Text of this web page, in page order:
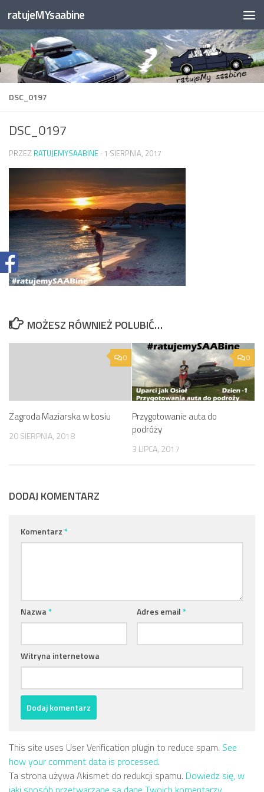
Przejdź do treści
ratujeMYsaabine
DSC_0197
DSC_0197
PRZEZ RATUJEMYSAABINE · 1 SIERPNIA, 2017
MOŻESZ RÓWNIEŻ POLUBIĆ…
0
Zagroda Maziarska w Łosiu
20 SIERPNIA, 2018
0
Przygotowanie auta do
podróży
3 LIPCA, 2017
DODAJ KOMENTARZ
Komentarz*
Nazwa* Adres email*
Witryna internetowa
This site uses User Verification plugin to reduce spam. See
how your comment data is processed.
Ta strona używa Akismet do redukcji spamu. Dowiedz się, w